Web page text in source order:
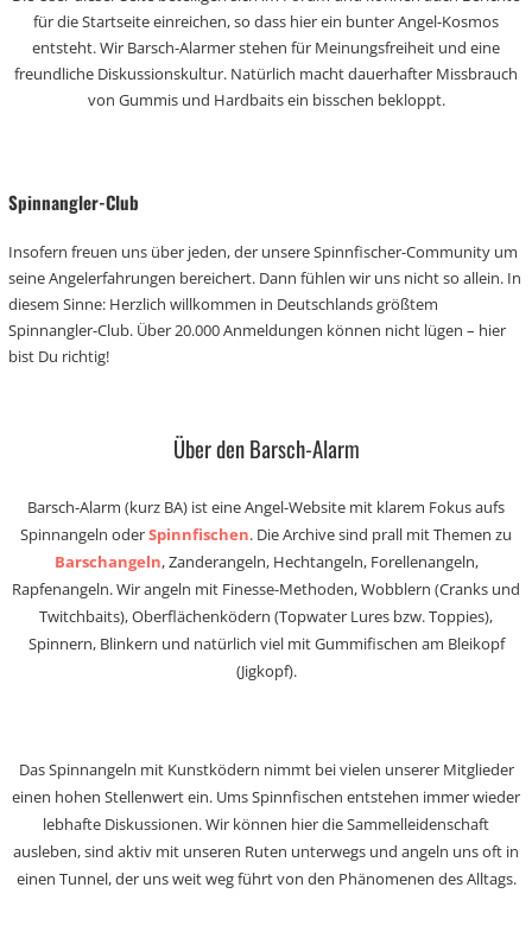
für die Startseite einreichen, so dass hier ein bunter Angel-Kosmos
entsteht. Wir Barsch-Alarmer stehen für Meinungsfreiheit und eine
freundliche Diskussionskultur. Natürlich macht dauerhafter Missbrauch
von Gummis und Hardbaits ein bisschen bekloppt.
Spinnangler-Club
Insofern freuen uns über jeden, der unsere Spinnfischer-Community um
seine Angelerfahrungen bereichert. Dann fühlen wir uns nicht so allein. In
diesem Sinne: Herzlich willkommen in Deutschlands größtem
Spinnangler-Club. Über 20.000 Anmeldungen können nicht lügen – hier
bist Du richtig!
Über den Barsch-Alarm
Barsch-Alarm (kurz BA) ist eine Angel-Website mit klarem Fokus aufs
Spinnangeln oderSpinnfischen. Die Archive sind prall mit Themen zu
Barschangeln, Zanderangeln, Hechtangeln, Forellenangeln,
Rapfenangeln. Wir angeln mit Finesse-Methoden, Wobblern (Cranks und
Twitchbaits), Oberflächenködern (Topwater Lures bzw. Toppies),
Spinnern, Blinkern und natürlich viel mit Gummifischen am Bleikopf
(Jigkopf).
Das Spinnangeln mit Kunstködern nimmt bei vielen unserer Mitglieder
einen hohen Stellenwert ein. Ums Spinnfischen entstehen immer wieder
lebhafte Diskussionen. Wir können hier die Sammelleidenschaft
ausleben, sind aktiv mit unseren Ruten unterwegs und angeln uns oft in
einen Tunnel, der uns weit weg führt von den Phänomenen des Alltags.